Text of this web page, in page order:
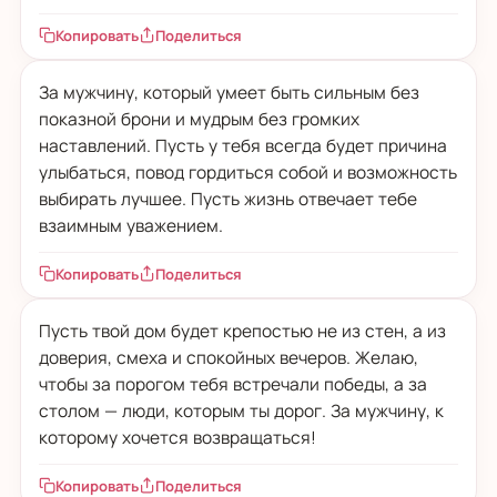
Копировать Поделиться
За мужчину, который умеет быть сильным без
показной брони и мудрым без громких
наставлений. Пусть у тебя всегда будет причина
улыбаться, повод гордиться собой и возможность
выбирать лучшее. Пусть жизнь отвечает тебе
взаимным уважением.
Копировать Поделиться
Пусть твой дом будет крепостью не из стен, а из
доверия, смеха и спокойных вечеров. Желаю,
чтобы за порогом тебя встречали победы, а за
столом — люди, которым ты дорог. За мужчину, к
которому хочется возвращаться!
Копировать Поделиться